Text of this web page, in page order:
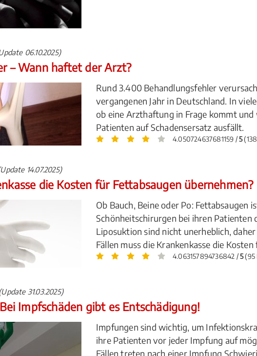
06.10.2025)
– Wann haftet der Arzt?
Rund 3.400 Behandlungsfehler
vergangenen Jahr in Deutschland. In
ob eine Arzthaftung in Frage kommt
Patienten auf Schadensersatz ausfällt.
4.050724637681159 /5
14.07.2025)
die Kosten für Fettabsaugen übernehmen?
Ob Bauch, Beine oder Po: Fettabsaugen
Schönheitschirurgen bei ihren Patienten
Liposuktion sind nicht unerheblich,
Fällen muss die Krankenkasse die
4.063157894736842 /5(95
31.03.2025)
Impfschäden gibt es Entschädigung!
Impfungen sind wichtig, um
ihre Patienten vor jeder Impfung auf
Fällen treten nach einer Impfung